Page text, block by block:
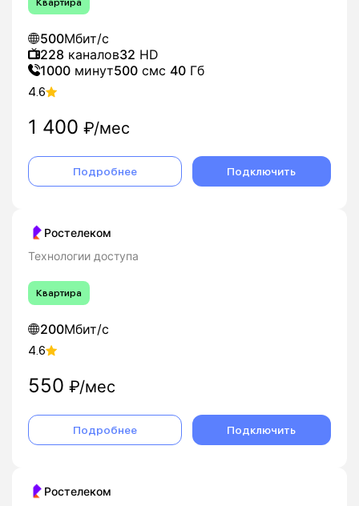
500Мбит/с
228 каналов32 HD
1000 минут500 смс 40 Гб
4.6
1 400 ₽/мес
Подробнее Подключить
Ростелеком
Технологии доступа
Квартира
200Мбит/с
4.6
550 ₽/мес
Подробнее Подключить
Ростелеком